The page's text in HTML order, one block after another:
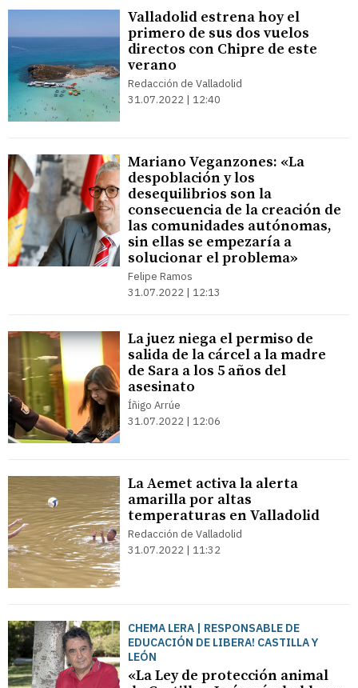
Valladolid estrena hoy el
primero de sus dos vuelos
directos con Chipre de este
verano
Redacción de Valladolid
31.07.2022 | 12:40
Mariano Veganzones: «La
despoblación y los
desequilibrios son la
consecuencia de la creación de
las comunidades autónomas,
sin ellas se empezaría a
solucionar el problema»
Felipe Ramos
31.07.2022 | 12:13
La juez niega el permiso de
salida de la cárcel a la madre
de Sara a los 5 años del
asesinato
Íñigo Arrúe
31.07.2022 | 12:06
La Aemet activa la alerta
amarilla por altas
temperaturas en Valladolid
Redacción de Valladolid
31.07.2022 | 11:32
CHEMA LERA | RESPONSABLE DE
EDUCACIÓN DE LIBERA! CASTILLA Y
LEÓN
«La Ley de protección animal